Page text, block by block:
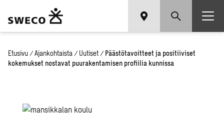
Etusivu / Ajankohtaista / Uutiset / Päästötavoitteet ja positiiviset
kokemukset nostavat puurakentamisen profiilia kunnissa